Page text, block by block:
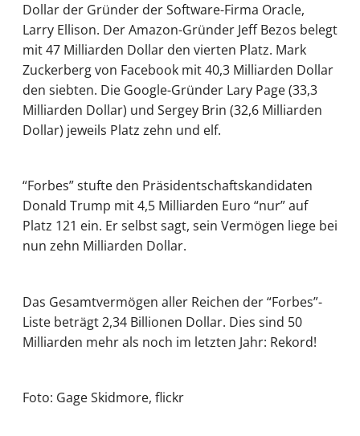
Dollar der Gründer der Software-Firma Oracle,
Larry Ellison. Der Amazon-Gründer Jeff Bezos belegt
mit 47 Milliarden Dollar den vierten Platz. Mark
Zuckerberg von Facebook mit 40,3 Milliarden Dollar
den siebten. Die Google-Gründer Lary Page (33,3
Milliarden Dollar) und Sergey Brin (32,6 Milliarden
Dollar) jeweils Platz zehn und elf.
“Forbes” stufte den Präsidentschaftskandidaten
Donald Trump mit 4,5 Milliarden Euro “nur” auf
Platz 121 ein. Er selbst sagt, sein Vermögen liege bei
nun zehn Milliarden Dollar.
Das Gesamtvermögen aller Reichen der “Forbes”-
Liste beträgt 2,34 Billionen Dollar. Dies sind 50
Milliarden mehr als noch im letzten Jahr: Rekord!
Foto: Gage Skidmore, flickr